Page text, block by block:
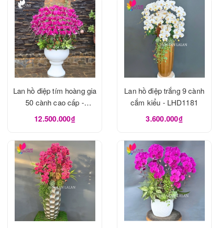
Lan hồ điệp tím hoàng gia
50 cành cao cấp -
LHD1182
12.500.000₫
Lan hồ điệp trắng 9 cành
cắm kiểu - LHD1181
3.600.000₫